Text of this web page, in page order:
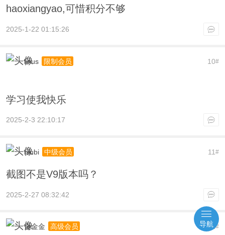
haoxiangyao,可惜积分不够
2025-1-22 01:15:26
10#
linus 限制会员
学习使我快乐
2025-2-3 22:10:17
11#
niubi 中级会员
截图不是V9版本吗？
2025-2-27 08:32:42
12#
金金金 高级会员 导航